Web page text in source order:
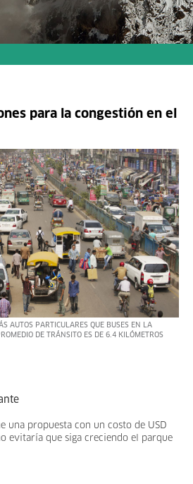
para la congestión en el
AUTOS PARTICULARES QUE BUSES EN LA
DE TRÁNSITO ES DE 6.4 KILÓMETROS
una propuesta con un costo de USD
evitaría que siga creciendo el parque